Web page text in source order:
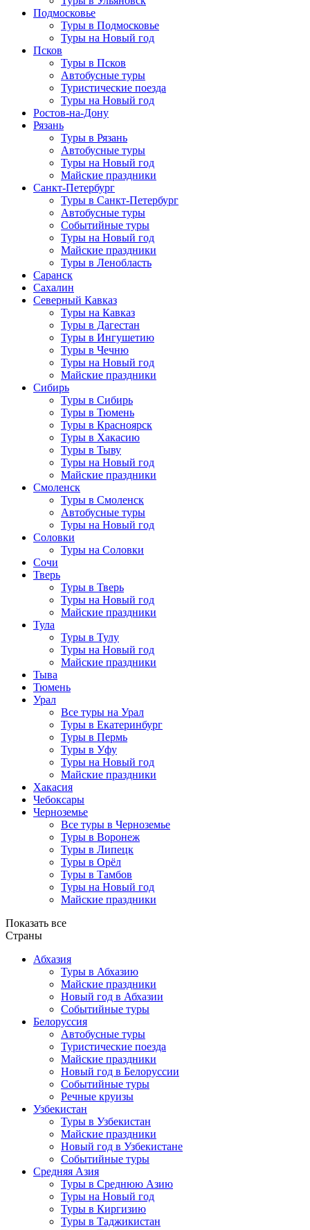
Подмосковье
Туры в Подмосковье
Туры на Новый год
Псков
Туры в Псков
Автобусные туры
Туристические поезда
Туры на Новый год
Ростов-на-Дону
Рязань
Туры в Рязань
Автобусные туры
Туры на Новый год
Майские праздники
Санкт-Петербург
Туры в Санкт-Петербург
Автобусные туры
Событийные туры
Туры на Новый год
Майские праздники
Туры в Ленобласть
Саранск
Сахалин
Северный Кавказ
Туры на Кавказ
Туры в Дагестан
Туры в Ингушетию
Туры в Чечню
Туры на Новый год
Майские праздники
Сибирь
Туры в Сибирь
Туры в Тюмень
Туры в Красноярск
Туры в Хакасию
Туры в Тыву
Туры на Новый год
Майские праздники
Смоленск
Туры в Смоленск
Автобусные туры
Туры на Новый год
Соловки
Туры на Соловки
Сочи
Тверь
Туры в Тверь
Туры на Новый год
Майские праздники
Тула
Туры в Тулу
Туры на Новый год
Майские праздники
Тыва
Тюмень
Урал
Все туры на Урал
Туры в Екатеринбург
Туры в Пермь
Туры в Уфу
Туры на Новый год
Майские праздники
Хакасия
Чебоксары
Черноземье
Все туры в Черноземье
Туры в Воронеж
Туры в Липецк
Туры в Орёл
Туры в Тамбов
Туры на Новый год
Майские праздники
Показать все
Страны
Абхазия
Туры в Абхазию
Майские праздники
Новый год в Абхазии
Событийные туры
Белоруссия
Автобусные туры
Туристические поезда
Майские праздники
Новый год в Белоруссии
Событийные туры
Речные круизы
Узбекистан
Туры в Узбекистан
Майские праздники
Новый год в Узбекистане
Событийные туры
Средняя Азия
Туры в Среднюю Азию
Туры на Новый год
Туры в Киргизию
Туры в Таджикистан